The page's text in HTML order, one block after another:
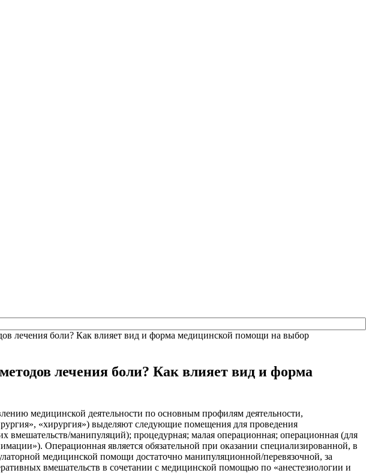
лечения боли? Как влияет вид и форма медицинской помощи на выбор
лечения боли? Как влияет вид и форма
медицинской деятельности по основным профилям деятельности,
«хирургия») выделяют следующие помещения для проведения
манипуляций); процедурная; малая операционная; операционная (для
Операционная является обязательной при оказании специализированной, в
медицинской помощи достаточно манипуляционной/перевязочной, за
вмешательств в сочетании с медицинской помощью по «анестезиологии и